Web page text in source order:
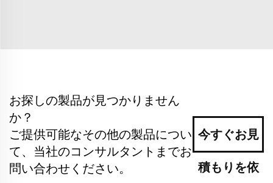
お探しの製品が見つかりません
か？
ご提供可能なその他の製品につい
て、当社のコンサルタントまでお
問い合わせください。
今すぐお見
積もりを依